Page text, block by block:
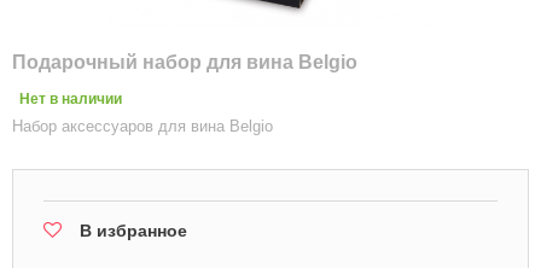
Подарочный набор для вина Belgio
Нет в наличии
Набор аксессуаров для вина Belgio
В избранное